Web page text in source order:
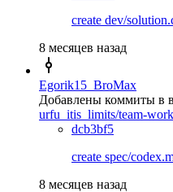
create dev/
8 месяцев назад
Egorik15_BroMax
Добавлены коммиты в
urfu_itis_limits/team-
dcb3bf5
create spec/
8 месяцев назад